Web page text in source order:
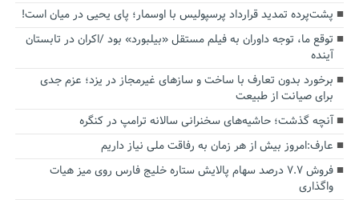
پشت‌پرده تمدید قرارداد پرسپولیس با اوسمار؛ پای یحیی در میان است!
توقع ما، توجه داوران به فیلم مستقل «بیلبورد» بود /اکران در تابستان
آینده
برخورد بدون تعارف با ساخت‌ و سازهای غیرمجاز در یزد؛ عزم جدی
برای صیانت از طبیعت
آنچه گذشت؛ حاشیه‌های سخنرانی سالانه ترامپ در کنگره
عارف:امروز بیش از هر زمان به رفاقت ملی نیاز داریم
فروش ۷.۷ درصد سهام پالایش ستاره خلیج فارس روی میز هیات
واگذاری